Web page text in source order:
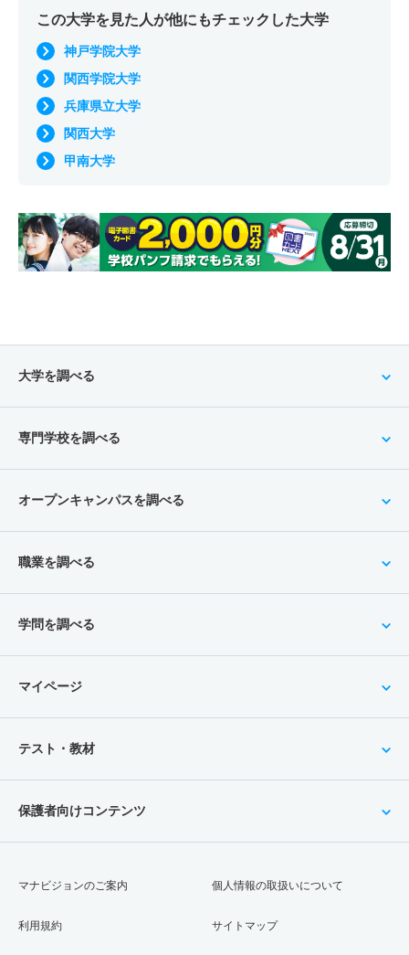
この大学を見た人が他にもチェックした大学
神戸学院大学
関西学院大学
兵庫県立大学
関西大学
甲南大学
大学を調べる
専門学校を調べる
オープンキャンパスを調べる
職業を調べる
学問を調べる
マイページ
テスト・教材
保護者向けコンテンツ
マナビジョンのご案内
利用規約
個人情報の取扱いについて
サイトマップ